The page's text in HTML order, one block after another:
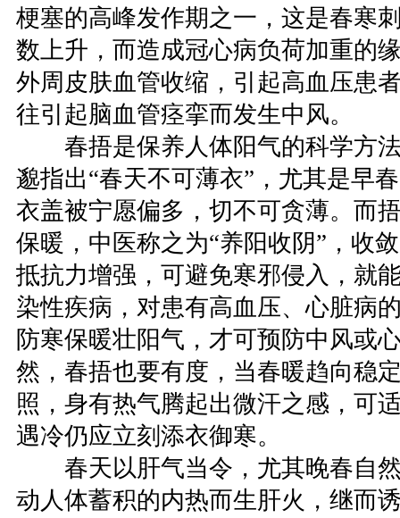
梗塞的高峰发作期之一，这是春寒
数上升，而造成冠心病负荷加重的
外周皮肤血管收缩，引起高血压患
往引起脑血管痉挛而发生中风。
春捂是保养人体阳气的科学方法
邈指出“春天不可薄衣”，尤其是早
衣盖被宁愿偏多，切不可贪薄。而
保暖，中医称之为“养阳收阴”，收
抵抗力增强，可避免寒邪侵入，就
染性疾病，对患有高血压、心脏病
防寒保暖壮阳气，才可预防中风或
然，春捂也要有度，当春暖趋向稳
照，身有热气腾起出微汗之感，可
遇冷仍应立刻添衣御寒。
春天以肝气当令，尤其晚春自然
动人体蓄积的内热而生肝火，继而